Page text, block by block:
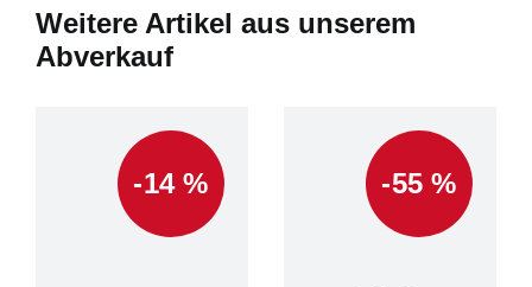
Weitere Artikel aus unserem
Abverkauf
-14 % -55 %